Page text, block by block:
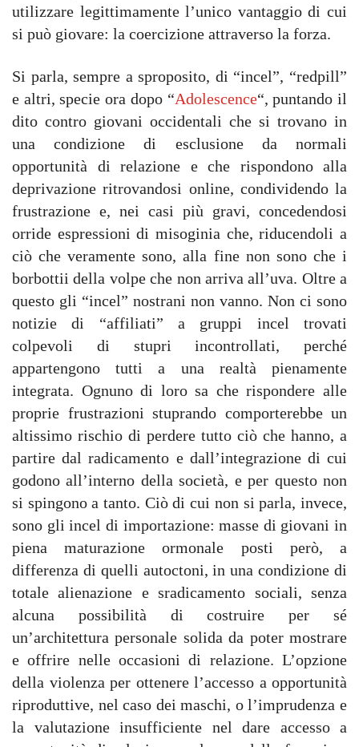
utilizzare legittimamente l’unico vantaggio di cui
si può giovare: la coercizione attraverso la forza.
Si parla, sempre a sproposito, di “incel”, “redpill”
e altri, specie ora dopo “Adolescence“, puntando il
dito contro giovani occidentali che si trovano in
una condizione di esclusione da normali
opportunità di relazione e che rispondono alla
deprivazione ritrovandosi online, condividendo la
frustrazione e, nei casi più gravi, concedendosi
orride espressioni di misoginia che, riducendoli a
ciò che veramente sono, alla fine non sono che i
borbottii della volpe che non arriva all’uva. Oltre a
questo gli “incel” nostrani non vanno. Non ci sono
notizie di “affiliati” a gruppi incel trovati
colpevoli di stupri incontrollati, perché
appartengono tutti a una realtà pienamente
integrata. Ognuno di loro sa che rispondere alle
proprie frustrazioni stuprando comporterebbe un
altissimo rischio di perdere tutto ciò che hanno, a
partire dal radicamento e dall’integrazione di cui
godono all’interno della società, e per questo non
si spingono a tanto. Ciò di cui non si parla, invece,
sono gli incel di importazione: masse di giovani in
piena maturazione ormonale posti però, a
differenza di quelli autoctoni, in una condizione di
totale alienazione e sradicamento sociali, senza
alcuna possibilità di costruire per sé
un’architettura personale solida da poter mostrare
e offrire nelle occasioni di relazione. L’opzione
della violenza per ottenere l’accesso a opportunità
riproduttive, nel caso dei maschi, o l’imprudenza e
la valutazione insufficiente nel dare accesso a